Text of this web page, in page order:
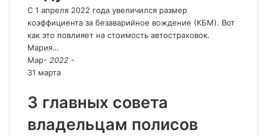
С 1 апреля 2022 года увеличился размер
коэффициента за безаварийное вождение (КБМ). Вот
как это повлияет на стоимость автостраховок.
Мария…
Мар- 2022 -
31 марта
3 главных совета
владельцам полисов